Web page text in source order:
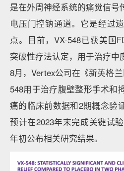
是在外周神经系统的痛觉信号
电压门控钠通道。它是经过
点。目前，VX-548已获美国
突破性疗法认定，用于治疗中
8月，Vertex公司在《新英格
548用于治疗腹壁整形手术和
痛的临床前数据和2期概念验
预计在2023年末完成关键试
年初公布相关研究结果。